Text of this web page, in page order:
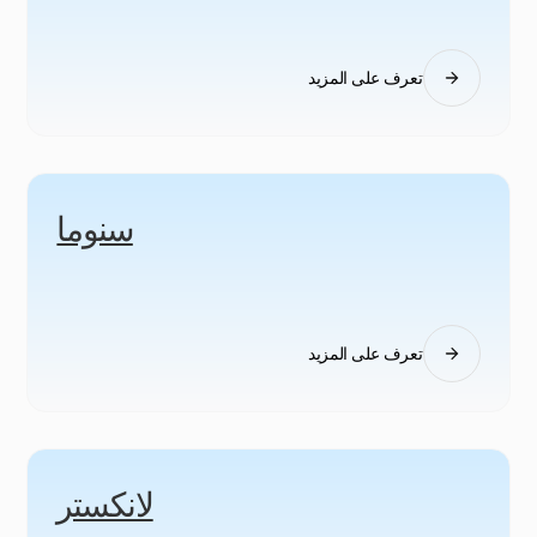
تعرف على المزيد
سنوما
تعرف على المزيد
لانكستر